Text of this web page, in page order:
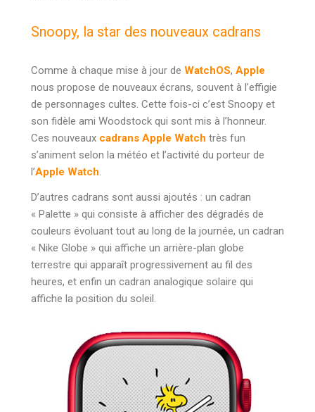
Snoopy, la star des nouveaux cadrans
Comme à chaque mise à jour de WatchOS, Apple
nous propose de nouveaux écrans, souvent à l’effigie
de personnages cultes. Cette fois-ci c’est Snoopy et
son fidèle ami Woodstock qui sont mis à l’honneur.
Ces nouveaux cadrans Apple Watch très fun
s’animent selon la météo et l’activité du porteur de
l’Apple Watch
D’autres cadrans sont aussi ajoutés : un cadran
« Palette » qui consiste à afficher des dégradés de
couleurs évoluant tout au long de la journée, un cadran
« Nike Globe » qui affiche un arrière-plan globe
terrestre qui apparaît progressivement au fil des
heures, et enfin un cadran analogique solaire qui
affiche la position du soleil.